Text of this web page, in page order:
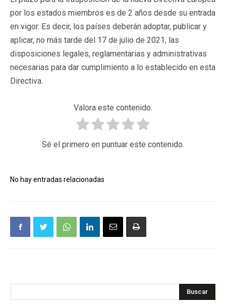
por los estados miembros es de 2 años desde su entrada
en vigor. Es decir, los países deberán adoptar, publicar y
aplicar, no más tarde del 17 de julio de 2021, las
disposiciones legales, reglamentarias y administrativas
necesarias para dar cumplimiento a lo establecido en esta
Directiva.
Valora este contenido.
Sé el primero en puntuar este contenido.
No hay entradas relacionadas
Buscar